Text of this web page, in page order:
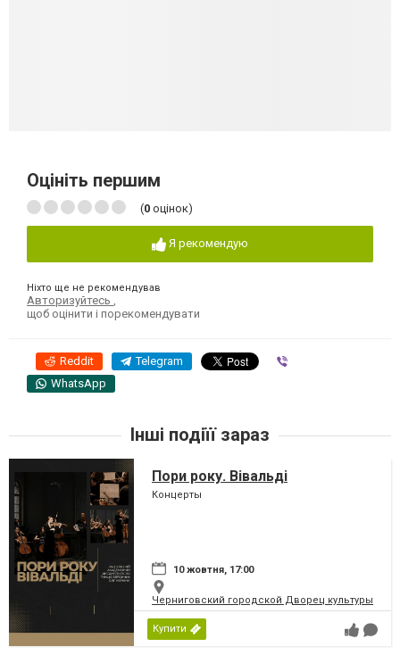
Оцініть першим
(0 оцінок)
Я рекомендую
Ніхто ще не рекомендував
Авторизуйтесь
щоб оцінити і порекомендувати
Reddit Telegram
WhatsApp
Інші подіїї зараз
Пори року. Вівальді
Концерты
10 жовтня, 17:00
Черниговский городской Дворец культуры
Купити